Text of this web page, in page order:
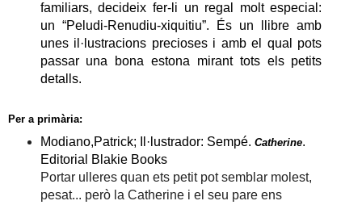
familiars, decideix fer-li un regal molt especial:
un “Peludi-Renudiu-xiquitiu”. És un llibre amb
unes il·lustracions precioses i amb el qual pots
passar una bona estona mirant tots els petits
detalls.
Per a primària:
Modiano,Patrick; Il·lustrador: Sempé. Catherine.
Editorial
Blakie Books
Portar ulleres quan ets petit pot semblar molest,
pesat... però la Catherine i el seu pare ens